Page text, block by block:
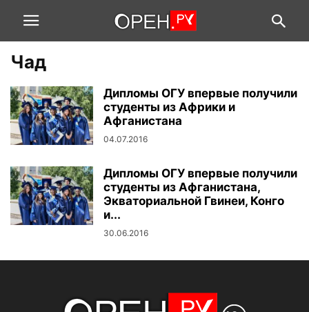
Чад
Дипломы ОГУ впервые получили
студенты из Африки и
Афганистана
04.07.2016
Дипломы ОГУ впервые получили
студенты из Афганистана,
Экваториальной Гвинеи, Конго
и...
30.06.2016